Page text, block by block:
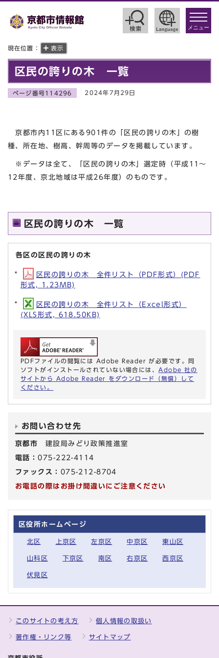
toggle
メニュー
現在位置： 表示
区民の誇りの木 一覧
ページ番号114296 2024年7月29日
京都市内11区にある901件の「区民の誇りの木」の樹
種、所在地、樹高、幹周等のデータを掲載しています。
※データは全て、「区民の誇りの木」選定時（平成11～
12年度、京北地域は平成26年度）のものです。
区民の誇りの木 一覧
各区の区民の誇りの木
区民の誇りの木 全件リスト（PDF形式）(PDF
形式, 1.23MB)
区民の誇りの木 全件リスト（Excel形式）
(XLS形式, 618.50KB)
PDFファイルの閲覧には Adobe Reader が必要です。同
ソフトがインストールされていない場合には、 Adobe 社の
サイトから Adobe Reader をダウンロード（無償）して
ください。
お問い合わせ先
京都市 建設局みどり政策推進室
電話：075-222-4114
ファックス： 075-212-8704
お電話の際はお掛け間違いにご注意ください
区役所ホームページ
北区 上京区 左京区 中京区 東山区
山科区 下京区 南区 右京区 西京区
伏見区
このサイトの考え方 個人情報の取扱い
著作権・リンク等 サイトマップ